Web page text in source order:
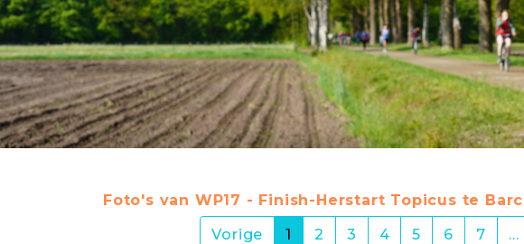
Foto's van WP17 - Finish-Herstart Topicus te
Vorige
1 (current)
2 3 4 5 6 7 …